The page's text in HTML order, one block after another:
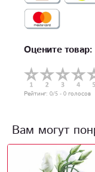
Оцените товар:
Рейтинг: 0/5 - 0 голосов
Вам могут